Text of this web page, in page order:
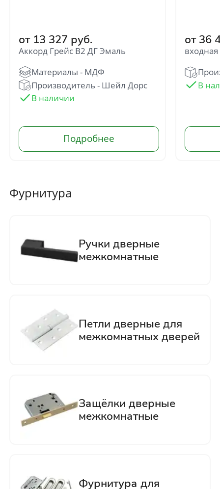
от 13 327 руб.
Аккорд Грейс В2 ДГ Эмаль
Производитель - Шейл Дорс
от 36
Фурнитура